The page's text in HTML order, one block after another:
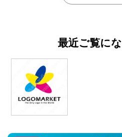
最近ご覧に